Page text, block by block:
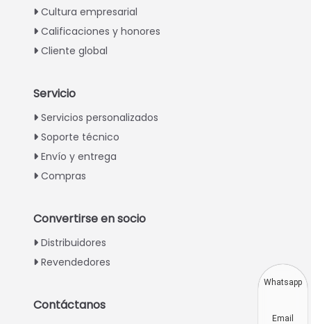
Cultura empresarial
Calificaciones y honores
Cliente global
Servicio
Servicios personalizados
Soporte técnico
Envío y entrega
Compras
Convertirse en socio
Distribuidores
Revendedores
Contáctanos
Vietnamese
Whatsapp
Email